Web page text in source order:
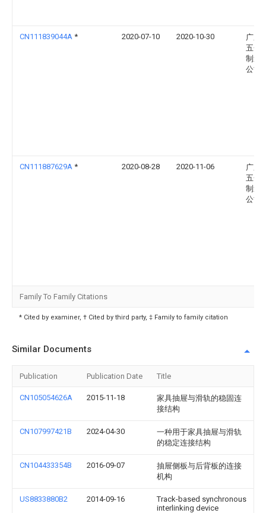
CN111839044A * 2020-07-10 2020-10-30
广东
五金
制造
公司
CN111887629A * 2020-08-28 2020-11-06
广东
五金
制造
公司
Family To Family Citations
* Cited by examiner, † Cited by third party, ‡ Family to family citation
Similar Documents
Publication Publication Date Title
CN105054626A 2015-11-18
家具抽屉与滑轨的稳固连
接结构
CN107997421B 2024-04-30
一种用于家具抽屉与滑轨
的稳定连接结构
CN104433354B 2016-09-07
抽屉侧板与后背板的连接
机构
US8833880B2 2014-09-16
Track-based synchronous
interlinking device